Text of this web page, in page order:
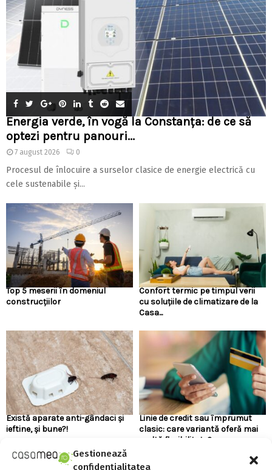
Gestionează
confidențialitatea
Energia verde, în vogă la Constanța: de ce să
optezi pentru panouri...
7 august 2026 0
Procesul de înlocuire a surselor clasice de energie electrică cu
cele sustenabile și...
Top 5 meserii în domeniul
construcțiilor
Confort termic pe timpul verii
cu soluțiile de climatizare de la
Casa...
Există aparate anti-gândaci și
ieftine, și bune?!
Linie de credit sau împrumut
clasic: care variantă oferă mai
multă flexibilitate?